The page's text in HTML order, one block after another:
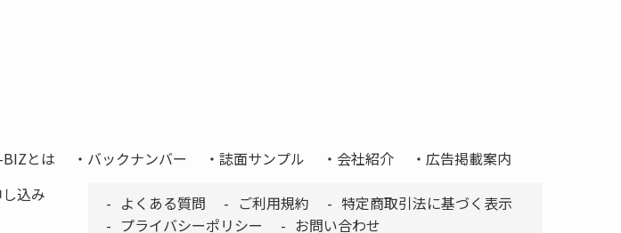
BIZとは バックナンバー 誌面サンプル 会社紹介
広告掲載案内
込み
よくある質問 ご利用規約
特定商取引法に基づく表示
プライバシーポリシー
お問い合わせ